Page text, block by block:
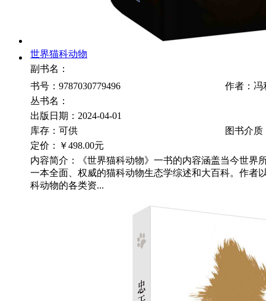
世界猫科动物
副书名：
书号：9787030779496
作者：冯
丛书名：
出版日期：2024-04-01
库存：可供
图书介质
定价：
￥498.00元
内容简介：《世界猫科动物》一书的内容涵盖当今世界
一本全面、权威的猫科动物生态学综述和大百科。作者
科动物的各类资...